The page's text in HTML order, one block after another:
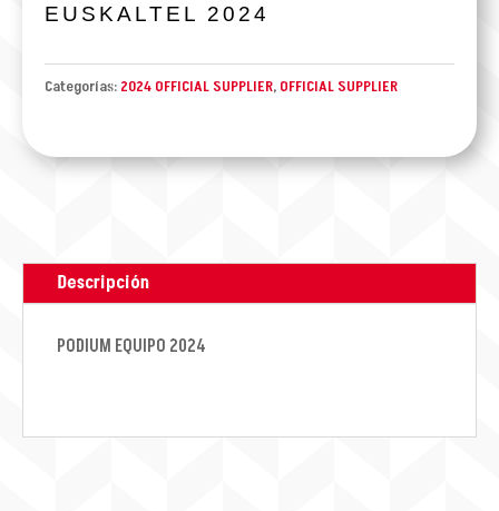
EUSKALTEL 2024
Categorías: 2024 OFFICIAL SUPPLIER, OFFICIAL SUPPLIER
Descripción
PODIUM EQUIPO 2024